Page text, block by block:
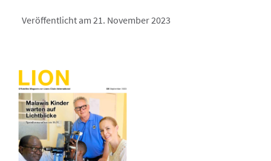
Veröffentlicht am 21. November 2023